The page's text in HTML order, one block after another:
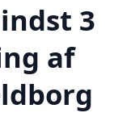
3
af